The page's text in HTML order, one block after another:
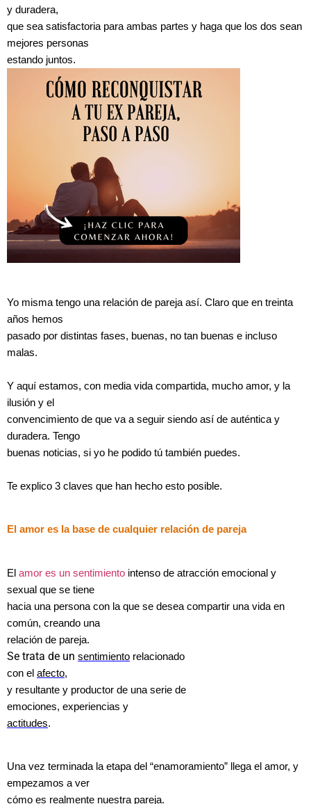
y duradera,
que sea satisfactoria para ambas partes y haga que los dos sean
mejores personas
estando juntos.
Yo misma tengo una relación de pareja así. Claro que en treinta
años hemos
pasado por distintas fases, buenas, no tan buenas e incluso
malas.
Y aquí estamos, con media vida compartida, mucho amor, y la
ilusión y el
convencimiento de que va a seguir siendo así de auténtica y
duradera. Tengo
buenas noticias, si yo he podido tú también puedes.
Te explico 3 claves que han hecho esto posible.
El amor es la base de cualquier relación de pareja
El amor es un sentimiento intenso de atracción emocional y
sexual que se tiene
hacia una persona con la que se desea compartir una vida en
común, creando una
relación de pareja.
Se trata de un sentimiento relacionado
con el afecto,
y resultante y productor de una serie de
emociones, experiencias y
actitudes.
Una vez terminada la etapa del “enamoramiento” llega el amor, y
empezamos a ver
cómo es realmente nuestra pareja.